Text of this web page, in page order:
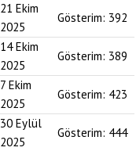
21 Ekim
2025
Gösterim: 392
14 Ekim
2025
Gösterim: 389
7 Ekim
2025
Gösterim: 423
30 Eylül
2025
Gösterim: 444